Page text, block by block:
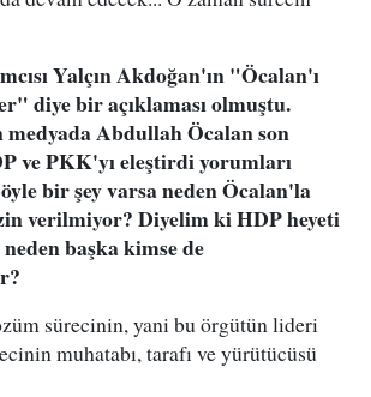
Yalçın Akdoğan'ın "Öcalan'ı
diye bir açıklaması olmuştu.
medyada Abdullah Öcalan son
ve PKK'yı eleştirdi yorumları
bir şey varsa neden Öcalan'la
verilmiyor? Diyelim ki HDP heyeti
başka kimse de
sürecinin, yani bu örgütün lideri
muhatabı, tarafı ve yürütücüsü